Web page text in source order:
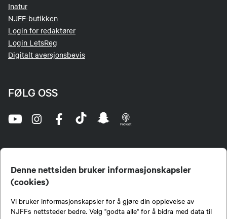
Denne nettsiden bruker informasjonskapsler
(cookies)
Vi bruker informasjonskapsler for å gjøre din opplevelse av
NJFFs nettsteder bedre. Velg "godta alle" for å bidra med data til
Inatur
NJFF-butikken
Login for redaktører
Login LetsReg
Digitalt aversjonsbevis
FØLG OSS
jegere og sportsfiskere og et av de viktigste miljøene for formidling av kunnskap om jakt og
fiske i Norge. Vi er en partipolitisk nøytral organisasjon, men har et sterkt jakt-, fiske-, og